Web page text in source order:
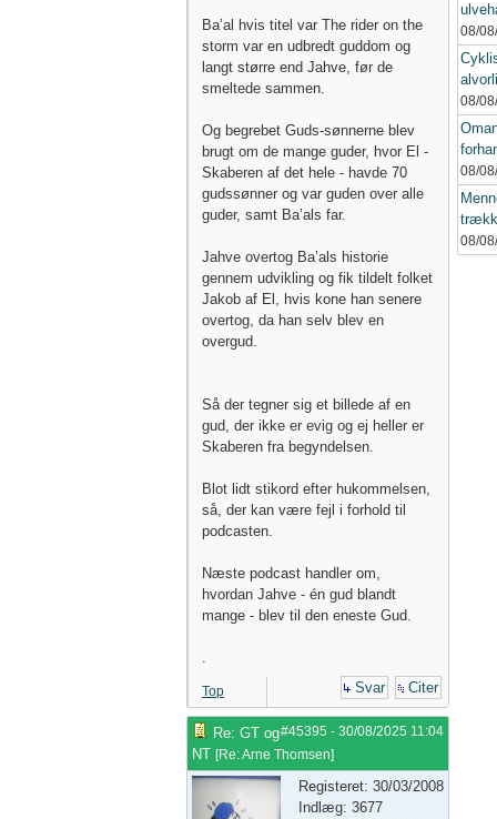
Ba’al hvis titel var The rider on the
storm var en udbredt guddom og
langt større end Jahve, før de
smeltede sammen.
Og begrebet Guds-sønnerne blev
brugt om de mange guder, hvor El -
Skaberen af det hele - havde 70
gudssønner og var guden over alle
guder, samt Ba’als far.
Jahve overtog Ba’als historie
gennem udvikling og fik tildelt folket
Jakob af El, hvis kone han senere
overtog, da han selv blev en
overgud.
Så der tegner sig et billede af en
gud, der ikke er evig og ej heller er
Skaberen fra begyndelsen.
Blot lidt stikord efter hukommelsen,
så, der kan være fejl i forhold til
podcasten.
Næste podcast handler om,
hvordan Jahve - én gud blandt
mange - blev til den eneste Gud.
.
Top Svar Citer
#45395 - 30/08/2025 11:04
Re: GT og
NT [Re: Arne Thomsen]
Registeret: 30/03/2008
Indlæg: 3677
08/
08/
08/
08/